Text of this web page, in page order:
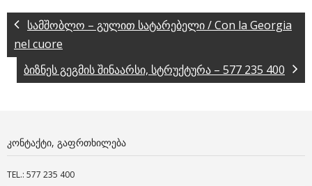
სამშობლო – გულით სატარებელი / Con la Georgia
nel cuore
ბიზნეს გეგმის შინაარსი, სტრუქტურა – 577 235 400
ᲙᲝᲜᲢᲐᲥᲢᲘ, ᲒᲐᲤᲠᲗᲮᲘᲚᲔᲑᲐ
TEL.: 577 235 400